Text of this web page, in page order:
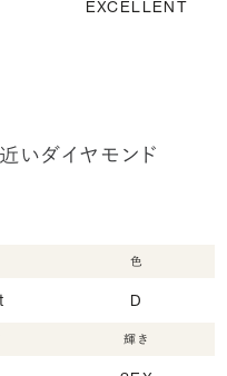
EXCELLENT
いダイヤモンド
色
D
輝き